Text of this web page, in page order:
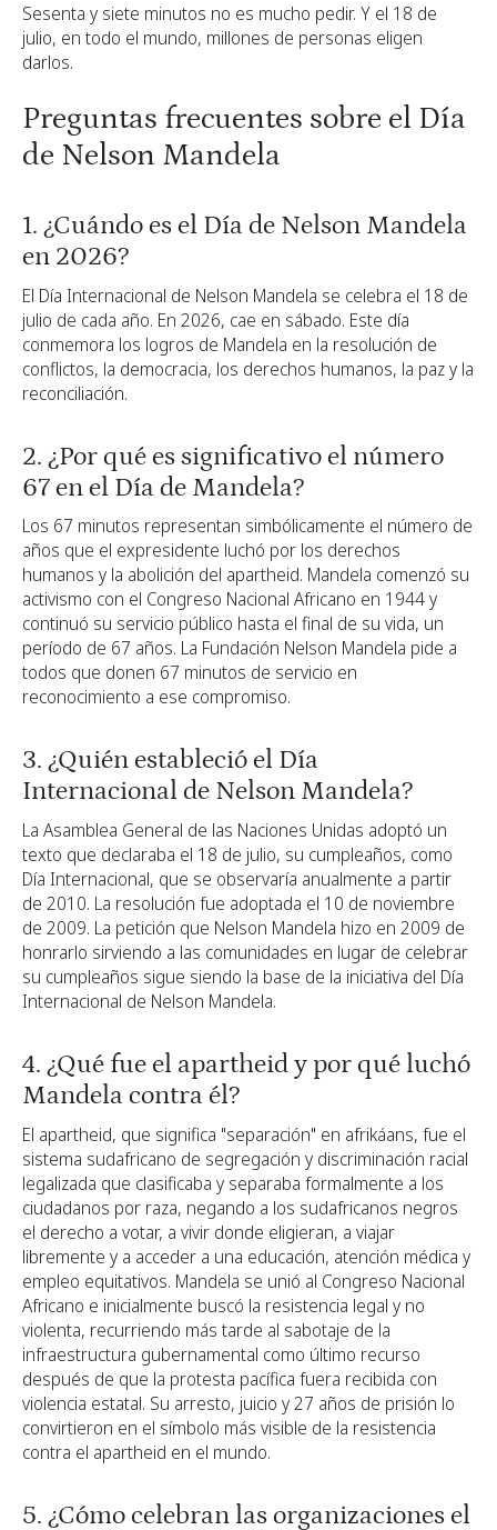
Sesenta y siete minutos no es mucho pedir. Y el 18 de
julio, en todo el mundo, millones de personas eligen
darlos.
Preguntas frecuentes sobre el Día
de Nelson Mandela
1. ¿Cuándo es el Día de Nelson Mandela
en 2026?
El Día Internacional de Nelson Mandela se celebra el 18 de
julio de cada año. En 2026, cae en sábado. Este día
conmemora los logros de Mandela en la resolución de
conflictos, la democracia, los derechos humanos, la paz y la
reconciliación.
2. ¿Por qué es significativo el número
67 en el Día de Mandela?
Los 67 minutos representan simbólicamente el número de
años que el expresidente luchó por los derechos
humanos y la abolición del apartheid. Mandela comenzó su
activismo con el Congreso Nacional Africano en 1944 y
continuó su servicio público hasta el final de su vida, un
período de 67 años. La Fundación Nelson Mandela pide a
todos que donen 67 minutos de servicio en
reconocimiento a ese compromiso.
3. ¿Quién estableció el Día
Internacional de Nelson Mandela?
La Asamblea General de las Naciones Unidas adoptó un
texto que declaraba el 18 de julio, su cumpleaños, como
Día Internacional, que se observaría anualmente a partir
de 2010. La resolución fue adoptada el 10 de noviembre
de 2009. La petición que Nelson Mandela hizo en 2009 de
honrarlo sirviendo a las comunidades en lugar de celebrar
su cumpleaños sigue siendo la base de la iniciativa del Día
Internacional de Nelson Mandela.
4. ¿Qué fue el apartheid y por qué luchó
Mandela contra él?
El apartheid, que significa "separación" en afrikáans, fue el
sistema sudafricano de segregación y discriminación racial
legalizada que clasificaba y separaba formalmente a los
ciudadanos por raza, negando a los sudafricanos negros
el derecho a votar, a vivir donde eligieran, a viajar
libremente y a acceder a una educación, atención médica y
empleo equitativos. Mandela se unió al Congreso Nacional
Africano e inicialmente buscó la resistencia legal y no
violenta, recurriendo más tarde al sabotaje de la
infraestructura gubernamental como último recurso
después de que la protesta pacífica fuera recibida con
violencia estatal. Su arresto, juicio y 27 años de prisión lo
convirtieron en el símbolo más visible de la resistencia
contra el apartheid en el mundo.
5. ¿Cómo celebran las organizaciones el